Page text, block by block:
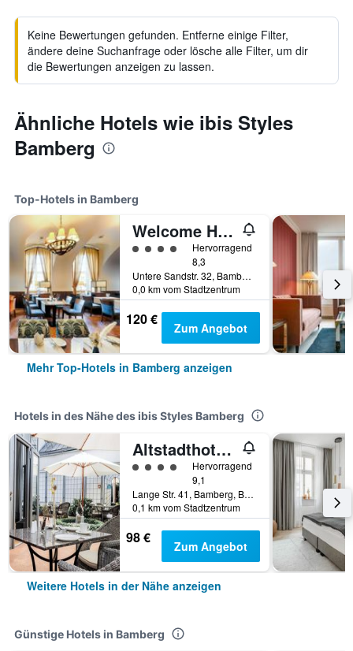
Keine Bewertungen gefunden. Entferne einige Filter,
ändere deine Suchanfrage oder lösche alle Filter, um dir
die Bewertungen anzeigen zu lassen.
Ähnliche Hotels wie ibis Styles
Bamberg
Top-Hotels in Bamberg
Welcome Hotel Residenzschloss Bamberg
Bewertungskategorie 4
Hervorragend
8,3
Untere Sandstr. 32, Bamberg, Bayern, Deutschland
0,0 km vom Stadtzentrum
120 € Zum Angebot
Mehr Top-Hotels in Bamberg anzeigen
Hotels in des Nähe des ibis Styles Bamberg
Altstadthotel Weinhaus Messerschmitt
Bewertungskategorie 4
Hervorragend
9,1
Lange Str. 41, Bamberg, Bayern, Deutschland
0,1 km vom Stadtzentrum
98 € Zum Angebot
Weitere Hotels in der Nähe anzeigen
Günstige Hotels in Bamberg